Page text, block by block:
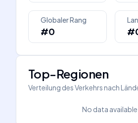
Globaler Rang
#0
Top-Regionen
Verteilung des Verkehrs nach
No data available.